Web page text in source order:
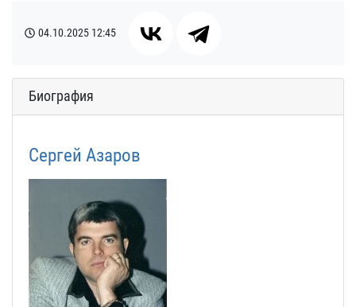
04.10.2025 12:45
Биография
Сергей Азаров